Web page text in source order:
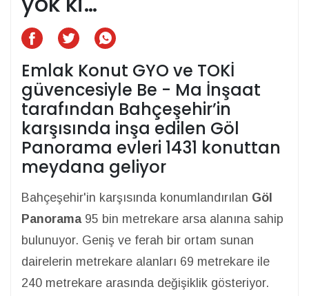
Emlak Konut GYO ve TOKİ
güvencesiyle Be - Ma İnşaat
tarafından Bahçeşehir’in
karşısında inşa edilen Göl
Panorama evleri 1431 konuttan
meydana geliyor
Bahçeşehir'in karşısında konumlandırılan Göl
Panorama95 bin metrekare arsa alanına sahip
bulunuyor. Geniş ve ferah bir ortam sunan
dairelerin metrekare alanları 69 metrekare ile
240 metrekare arasında değişiklik gösteriyor.